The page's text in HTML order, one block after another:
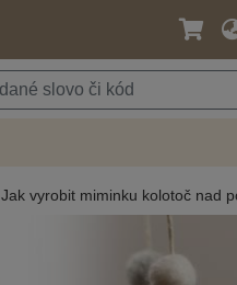
Jak vyrobit miminku kolotoč nad